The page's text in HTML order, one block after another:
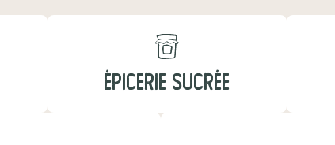
ÉPICERIE SUCRÉE